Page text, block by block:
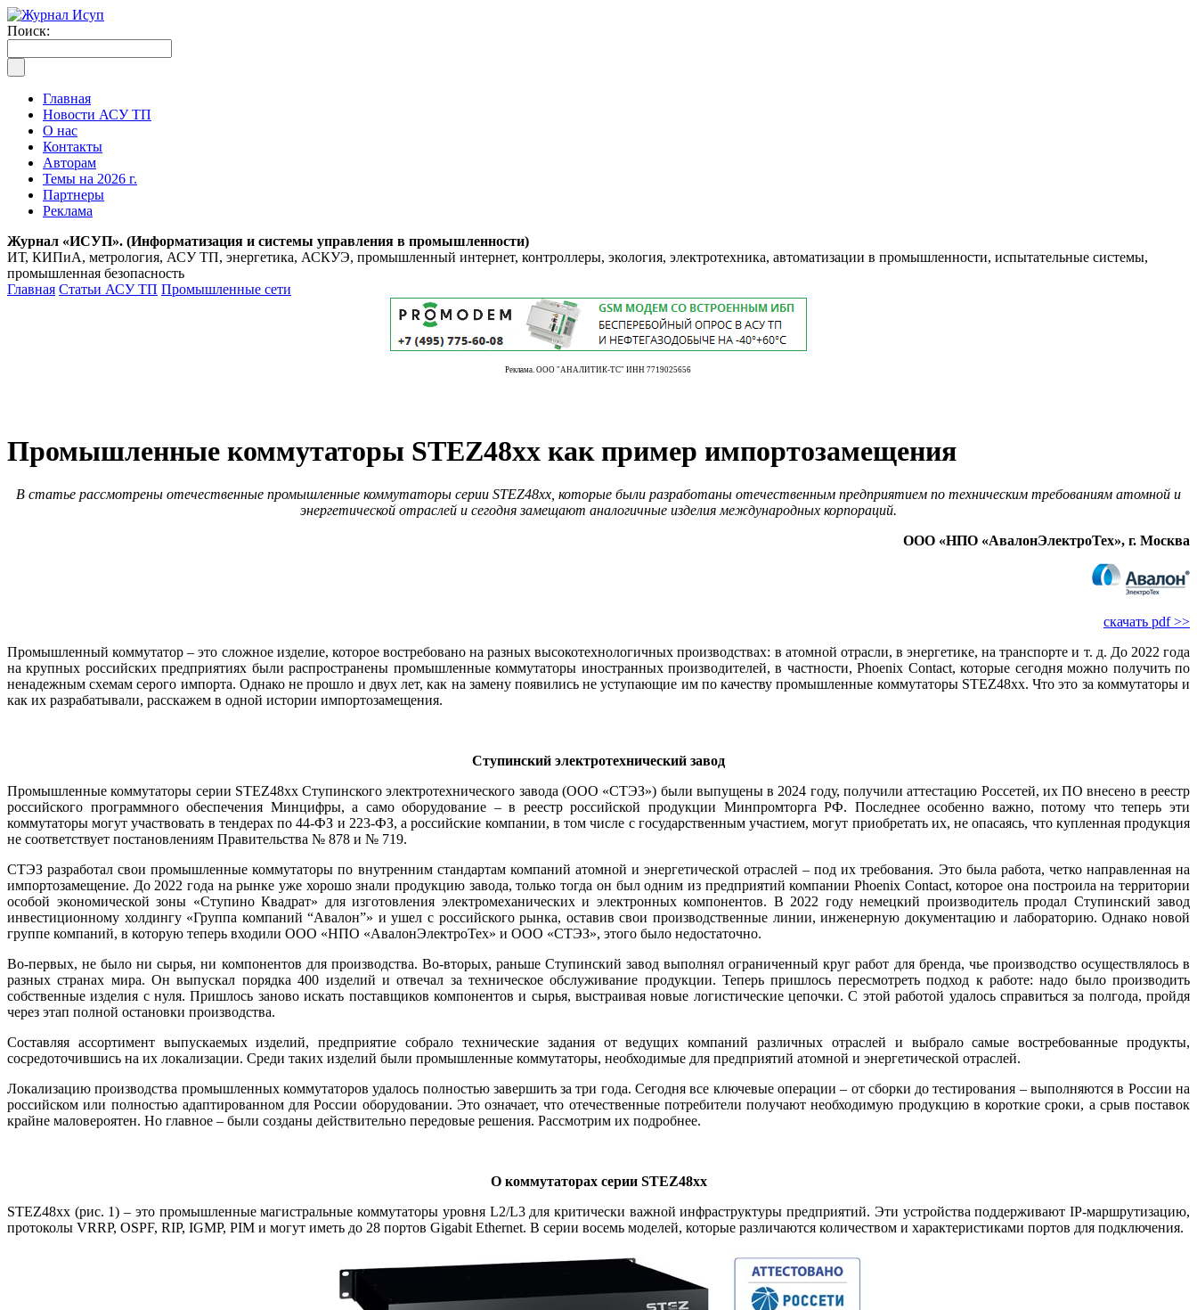
Поиск:
Главная
Новости АСУ ТП
О нас
Контакты
Авторам
Темы на 2026 г.
Партнеры
Реклама
Журнал «ИСУП». (Информатизация и системы управления в промышленности)
ИТ, КИПиА, метрология, АСУ ТП, энергетика, АСКУЭ, промышленный интернет, контроллеры, экология, электротехника, автоматизации в промышленности, испытательные системы,
промышленная безопасность
Главная Статьи АСУ ТП Промышленные сети
Реклама. ООО "АНАЛИТИК-ТС" ИНН 7719025656
Промышленные коммутаторы STEZ48xx как пример импортозамещения
В статье рассмотрены отечественные промышленные коммутаторы серии STEZ48xx, которые были разработаны отечественным предприятием по техническим требованиям атомной и
энергетической отраслей и сегодня замещают аналогичные изделия международных корпораций.
ООО «НПО «АвалонЭлектроТех», г. Москва
скачать pdf >>
Промышленный коммутатор – это сложное изделие, которое востребовано на разных высокотехнологичных производствах: в атомной отрасли, в энергетике, на транспорте и т. д. До 2022 го­да
на крупных российских предприятиях бы­ли распространены промышленные коммутаторы иностранных производителей, в частности, Phoenix Contact, которые сегодня можно получить по
ненадежным схемам серого импорта. Однако не прошло и двух лет, как на замену появились не уступающие им по качеству промышленные коммутаторы STEZ48xx. Что это за коммутаторы и
как их разрабатывали, расскажем в одной истории импортозамещения.
Ступинский электротехнический завод
Промышленные коммутаторы серии STEZ48xx Ступинского электротехнического завода (ООО «СТЭЗ») бы­ли выпущены в 2024 году, получили аттестацию Россетей, их ПО внесено в реестр
российского программного обеспечения Минцифры, а са­мо оборудование – в реестр российской продукции Минпромторга РФ. Последнее особенно важно, потому что теперь эти
коммутаторы могут участвовать в тендерах по 44-ФЗ и 223-ФЗ, а российские компании, в том числе с государственным участием, могут приобретать их, не опасаясь, что купленная продукция
не соответствует постановлениям Правительства № 878 и № 719.
СТЭЗ разработал свои промышленные коммутаторы по внутренним стандартам компаний атомной и энергетической отраслей – под их требования. Это бы­ла работа, четко направленная на
импортозамещение. До 2022 го­да на рынке уже хорошо знали продукцию завода, только тогда он был одним из предприятий компании Phoenix Contact, которое она построила на территории
особой экономической зо­ны «Ступино Квадрат» для изготовления электромеханических и электронных компонентов. В 2022 го­ду немецкий производитель продал Ступинский завод
инвестиционному холдингу «Группа компаний “Авалон”» и ушел с российского рынка, оставив свои производственные линии, инженерную документацию и лабораторию. Однако новой
группе компаний, в которую теперь входили ООО «НПО «Авалон­Элект­ро­Тех» и ООО «СТЭЗ», этого бы­ло недостаточно.
Во-первых, не бы­ло ни сырья, ни компонентов для производства. Во-вторых, раньше Ступинский завод выполнял ограниченный круг работ для бренда, чье производство осуществлялось в
разных странах ми­ра. Он выпускал порядка 400 изделий и отвечал за техническое обслуживание продукции. Теперь пришлось пересмотреть подход к работе: на­до бы­ло производить
собственные изделия с ну­ля. Пришлось заново искать поставщиков компонентов и сырья, выстраивая новые логистические цепочки. С этой работой удалось справиться за полгода, пройдя
через этап полной остановки производства.
Составляя ассортимент выпускаемых изделий, предприятие собрало технические задания от ведущих компаний различных отраслей и выбрало самые востребованные продукты,
сосредоточившись на их локализации. Среди таких изделий бы­ли промышленные коммутаторы, необходимые для предприятий атомной и энергетической отраслей.
Локализацию производства промышленных коммутаторов удалось полностью завершить за три го­да. Сегодня все ключевые операции – от сборки до тестирования – выполняются в России на
российском или полностью адаптированном для России оборудовании. Это означает, что отечественные потребители получают необходимую продукцию в короткие сроки, а срыв поставок
крайне маловероятен. Но главное – бы­ли созданы действительно передовые решения. Рассмотрим их подробнее.
О коммутаторах серии STEZ48xx
STEZ48xx (рис. 1) – это промышленные магистральные коммутаторы уровня L2/L3 для критически важной инфраструктуры предприятий. Эти устройства поддерживают IP-маршрутизацию,
протоколы VRRP, OSPF, RIP, IGMP, PIM и могут иметь до 28 портов Gigabit Ethernet. В серии восемь моделей, которые различаются количеством и характеристиками портов для подключения.